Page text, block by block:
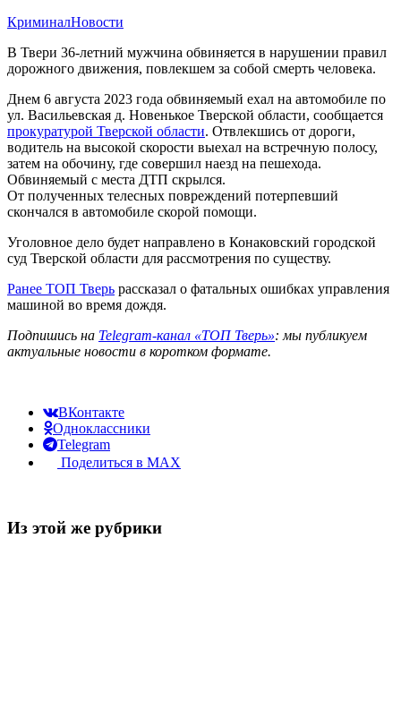
КриминалНовости
В Твери 36-летний мужчина обвиняется в нарушении правил
дорожного движения, повлекшем за собой смерть человека.
Днем 6 августа 2023 года обвиняемый ехал на автомобиле по
ул. Васильевская д. Новенькое Тверской области, сообщается
прокуратурой Тверской области. Отвлекшись от дороги,
водитель на высокой скорости выехал на встречную полосу,
затем на обочину, где совершил наезд на пешехода.
Обвиняемый с места ДТП скрылся.
От полученных телесных повреждений потерпевший
скончался в автомобиле скорой помощи.
Уголовное дело будет направлено в Конаковский городской
суд Тверской области для рассмотрения по существу.
Ранее ТОП Тверь рассказал о фатальных ошибках управления
машиной во время дождя.
Подпишись на Telegram-канал «ТОП Тверь»: мы публикуем
актуальные новости в коротком формате.
ВКонтакте
Одноклассники
Telegram
Поделиться в MAX
Из этой же рубрики